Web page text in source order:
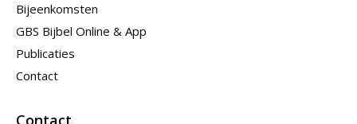
Bijeenkomsten
GBS Bijbel Online & App
Publicaties
Contact